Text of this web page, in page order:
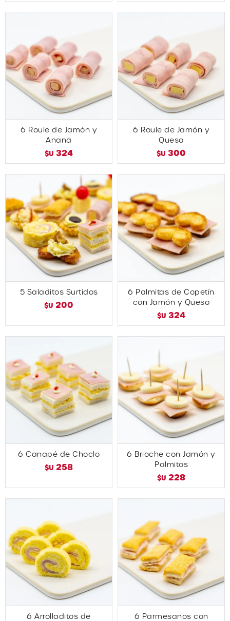
6 Roule de Jamón y
Ananá
$U 324
6 Roule de Jamón y
Queso
$U 300
5 Saladitos Surtidos
$U 200
6 Palmitas de Copetín
con Jamón y Queso
$U 324
6 Canapé de Choclo
$U 258
6 Brioche con Jamón y
Palmitos
$U 228
6 Arrolladitos de
6 Parmesanos con